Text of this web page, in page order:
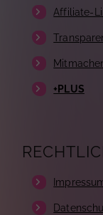
Affiliate-
+PLUS